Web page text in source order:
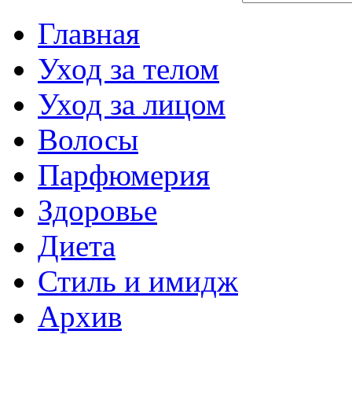
Главная
Уход за телом
Уход за лицом
Волосы
Парфюмерия
Здоровье
Диета
Стиль и имидж
Архив